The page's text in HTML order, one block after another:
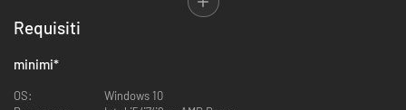
Qui arrivi tu in città, all'alba del proibizionismo, con grandi ambizioni.
banchine di carico segrete, locali notturni clandestini. Cerca di farti largo
Requisiti
minimi*
OS:
Windows 10